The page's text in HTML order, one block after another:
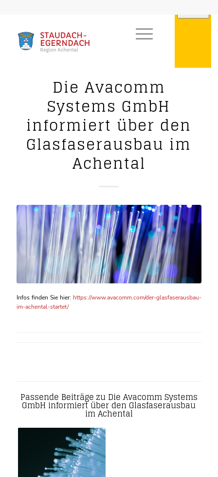
Die Avacomm
Systems GmbH
informiert über den
Glasfaserausbau im
Achental
Infos finden Sie hier: https://www.avacomm.com/der-glasfaserausbau-
im-achental-startet/
Passende Beiträge zu Die Avacomm Systems
GmbH informiert über den Glasfaserausbau
im Achental